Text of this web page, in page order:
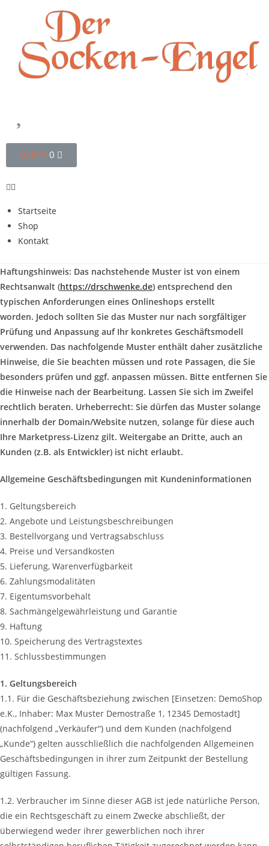
0,00 € 0
Startseite
Shop
Kontakt
Haftungshinweis: Das nachstehende Muster ist von einem
Rechtsanwalt (https://drschwenke.de) entsprechend den
typischen Anforderungen eines Onlineshops erstellt
worden. Jedoch sollten Sie das Muster nur nach sorgfältiger
Prüfung und Anpassung auf Ihr konkretes Geschäftsmodell
verwenden. Das nachfolgende Muster enthält daher zusätzliche
Hinweise, die Sie beachten müssen und rote Passagen, die Sie
besonders prüfen und ggf. anpassen müssen. Bitte entfernen Sie
die Hinweise nach der Bearbeitung. Lassen Sie sich im Zweifel
rechtlich beraten. Urheberrecht: Sie dürfen das Muster solange
innerhalb der Domain/Website nutzen, solange für diese auch
Ihre Marketpress-Lizenz gilt. Weitergabe an Dritte, auch an
Kunden (z.B. als Entwickler) ist nicht erlaubt.
Allgemeine Geschäftsbedingungen mit Kundeninformationen
1. Geltungsbereich
2. Angebote und Leistungsbeschreibungen
3. Bestellvorgang und Vertragsabschluss
4. Preise und Versandkosten
5. Lieferung, Warenverfügbarkeit
6. Zahlungsmodalitäten
7. Eigentumsvorbehalt
8. Sachmängelgewährleistung und Garantie
9. Haftung
10. Speicherung des Vertragstextes
11. Schlussbestimmungen
1. Geltungsbereich
1.1. Für die Geschäftsbeziehung zwischen [Einsetzen: DemoShop
e.K., Inhaber: Max Muster Demostraße 1, 12345 Demostadt]
(nachfolgend „Verkäufer“) und dem Kunden (nachfolgend
„Kunde“) gelten ausschließlich die nachfolgenden Allgemeinen
Geschäftsbedingungen in ihrer zum Zeitpunkt der Bestellung
gültigen Fassung.
1.2. Verbraucher im Sinne dieser AGB ist jede natürliche Person,
die ein Rechtsgeschäft zu einem Zwecke abschließt, der
überwiegend weder ihrer gewerblichen noch ihrer